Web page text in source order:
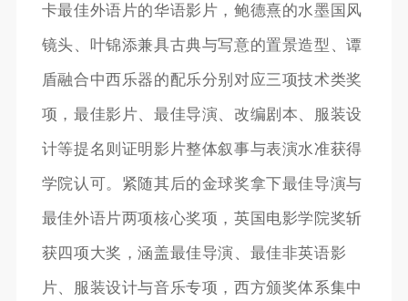
卡最佳外语片的华语影片，鲍德熹的水墨国风
镜头、叶锦添兼具古典与写意的置景造型、谭
盾融合中西乐器的配乐分别对应三项技术类奖
项，最佳影片、最佳导演、改编剧本、服装设
计等提名则证明影片整体叙事与表演水准获得
学院认可。紧随其后的金球奖拿下最佳导演与
最佳外语片两项核心奖项，英国电影学院奖斩
获四项大奖，涵盖最佳导演、最佳非英语影
片、服装设计与音乐专项，西方颁奖体系集中